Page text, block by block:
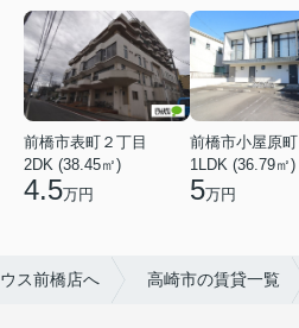
前橋市表町２丁目
2DK (38.45㎡)
4.5万円
前橋市小屋原町
1LDK (36.79㎡)
5万円
ス前橋店へ 高崎市の賃貸一覧